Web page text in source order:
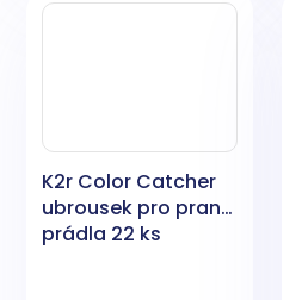
K2r Color Catcher
ubrousek pro praní
prádla 22 ks